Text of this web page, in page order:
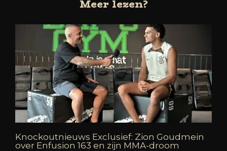
Meer lezen?
Knockoutnieuws Exclusief: Zion Goudmein
over Enfusion 163 en zijn MMA-droom